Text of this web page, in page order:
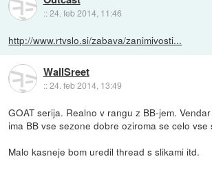
::24. feb 2014, 11:46
http://www.rtvslo.si/zabava/zanimivosti...
WallSreet
::24. feb 2014, 13:49
GOAT serija. Realno v rangu z BB-jem.
ima BB vse sezone dobre oziroma se celo vse
Malo kasneje bom uredil thread s slikami itd.